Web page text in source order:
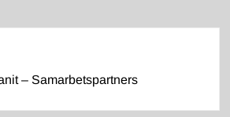
– Samarbetspartners